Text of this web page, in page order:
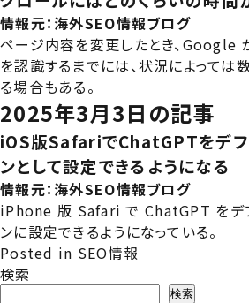
情報元： 海外SEO情報ブログ
ページ内容を変更したとき、Google
を認識するまでには、状況によっては
る場合もある。
2025年3月3日の記事
iOS版SafariでChatGPTをデフ
ンとして設定できるようになる
情報元： 海外SEO情報ブログ
iPhone 版 Safari で ChatGPT をデ
ンに設定できるようになっている。
Posted in SEO情報
検索
検索